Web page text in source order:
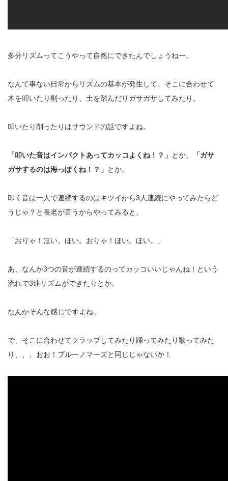
多分リズムってこうやって自然にできたんでしょうねー。
なんて事ない日常からリズムの基本が発生して、そこに合わせて
木を叩いたり削ったり、土を踏んだりガサガサしてみたり。
叩いたり削ったりはサウンドの話ですよね。
「叩いた音はインパクトあってカッコよくね！？」 とか、
「ガサ
ガサするのは海っぽくね！？」 とか。
叩く音は一人で連続するのはキツイから3人連続にやってみたらど
うじゃ？と長老が言うからやってみると、
「おりゃ！ほい。ほい。おりゃ！ほい。ほい。」
あ、なんか3つの音が連続するのってカッコいいじゃんね！という
流れで3連リズムができたりとか。
なんかそんな感じですよね。
で、そこに合わせてクラップしてみたり踊ってみたり歌ってみた
り、、、おお！ブルーノマーズと同じじゃないか！